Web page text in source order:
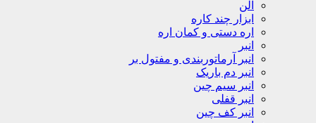
آلن
ابزار چند کاره
اره دستی و کمان اره
انبر
انبر آرماتوربندی و مفتول بر
انبر دم باریک
انبر سیم چین
انبر قفلی
انبر کف چین